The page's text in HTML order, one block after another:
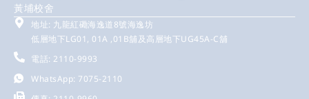
黃埔校舍
地址: 九龍紅磡海逸道8號海逸坊
低層地下LG01, 01A ,01B舖及高層地下UG45A-C舖
電話: 2110-9993
WhatsApp: 7075-2110